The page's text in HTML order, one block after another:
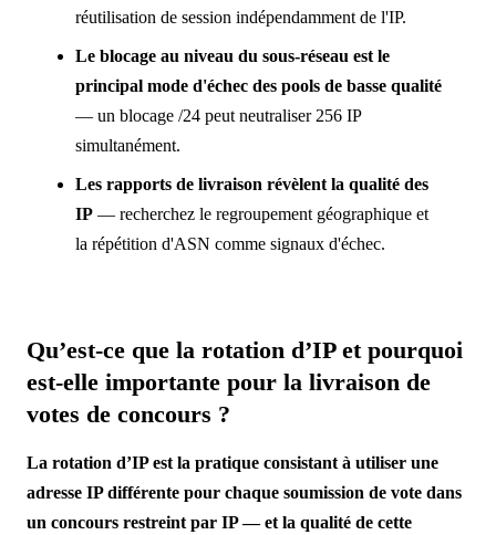
réutilisation de session indépendamment de l'IP.
Le blocage au niveau du sous-réseau est le
principal mode d'échec des pools de basse qualité
— un blocage /24 peut neutraliser 256 IP
simultanément.
Les rapports de livraison révèlent la qualité des
IP — recherchez le regroupement géographique et
la répétition d'ASN comme signaux d'échec.
Qu’est-ce que la rotation d’IP et pourquoi
est-elle importante pour la livraison de
votes de concours ?
La rotation d’IP est la pratique consistant à utiliser une
adresse IP différente pour chaque soumission de vote dans
un concours restreint par IP — et la qualité de cette